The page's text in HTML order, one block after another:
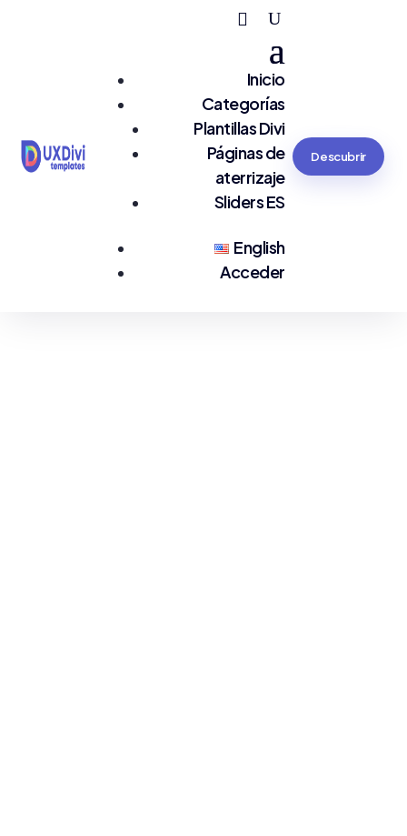
Inicio
Categorías
Plantillas Divi
Páginas de
aterrizaje
Sliders ES
English
Acceder
Descubrir